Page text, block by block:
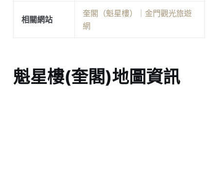
相關網站
奎閣（魁星樓）｜金門觀光旅遊
網
魁星樓(奎閣)地圖資訊